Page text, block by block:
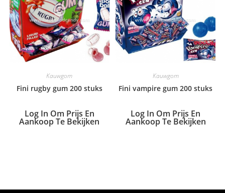
Kauwgom
Fini rugby gum 200 stuks
Log In Om Prijs En
Aankoop Te Bekijken
Kauwgom
Fini vampire gum 200 stuks
Log In Om Prijs En
Aankoop Te Bekijken